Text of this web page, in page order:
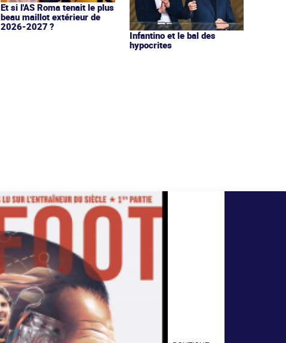
Et si l'AS Roma tenait le plus
beau maillot extérieur de
2026-2027 ?
Infantino et le bal des
hypocrites